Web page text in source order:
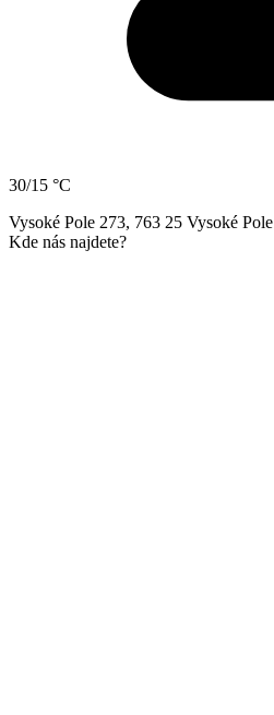
30/15 °C
Vysoké Pole 273, 763 25 Vysoké Pole
Kde nás najdete?